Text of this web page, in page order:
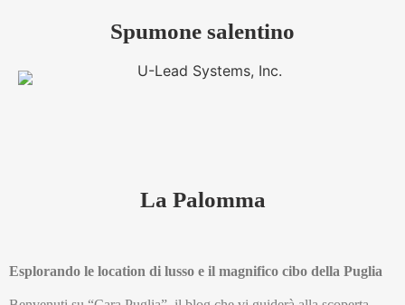
Spumone salentino
La Palomma
Esplorando le location di lusso e il magnifico cibo della Puglia